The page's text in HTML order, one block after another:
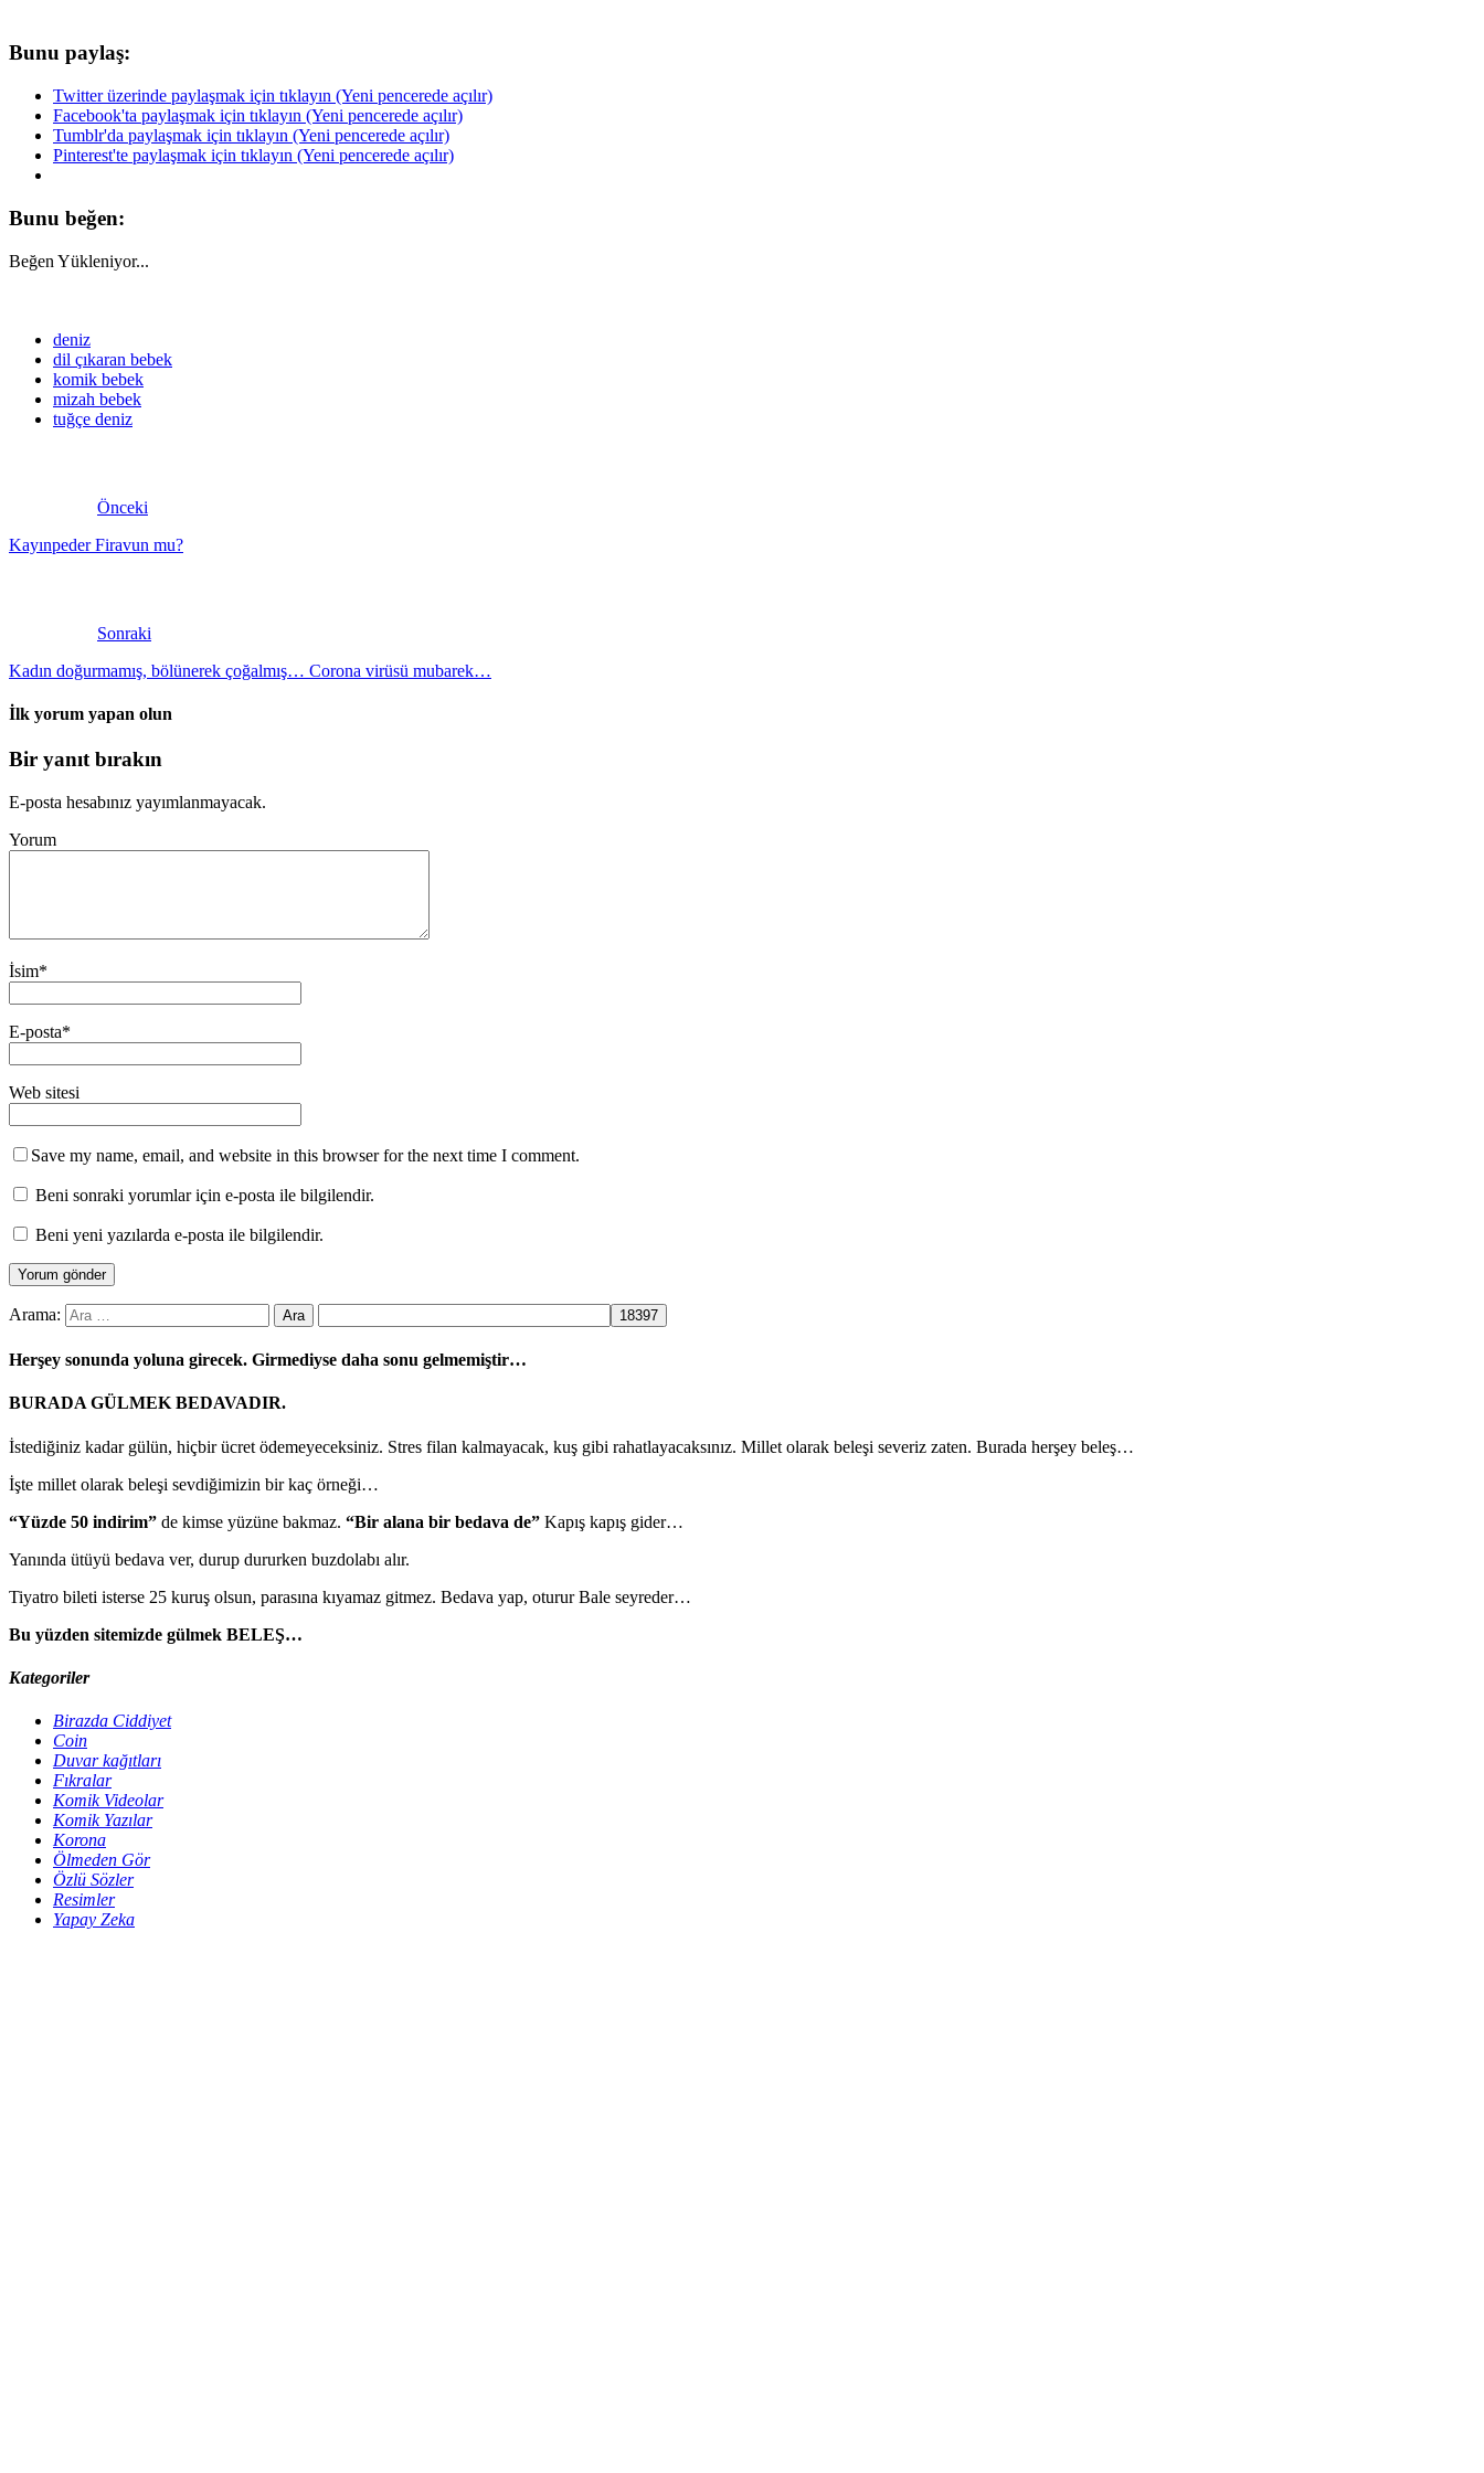
Bunu paylaş:
Twitter üzerinde paylaşmak için tıklayın (Yeni pencerede açılır)
Facebook'ta paylaşmak için tıklayın (Yeni pencerede açılır)
Tumblr'da paylaşmak için tıklayın (Yeni pencerede açılır)
Pinterest'te paylaşmak için tıklayın (Yeni pencerede açılır)
Bunu beğen:
Beğen Yükleniyor...
deniz
dil çıkaran bebek
komik bebek
mizah bebek
tuğçe deniz
Önceki
Kayınpeder Firavun mu?
Sonraki
Kadın doğurmamış, bölünerek çoğalmış… Corona virüsü mubarek…
İlk yorum yapan olun
Bir yanıt bırakın
E-posta hesabınız yayımlanmayacak.
Yorum
İsim*
E-posta*
Web sitesi
Save my name, email, and website in this browser for the next time I comment.
Beni sonraki yorumlar için e-posta ile bilgilendir.
Beni yeni yazılarda e-posta ile bilgilendir.
Arama:
Herşey sonunda yoluna girecek. Girmediyse daha sonu gelmemiştir…
BURADA GÜLMEK BEDAVADIR.
İstediğiniz kadar gülün, hiçbir ücret ödemeyeceksiniz. Stres filan kalmayacak, kuş gibi rahatlayacaksınız. Millet olarak beleşi severiz zaten. Burada herşey beleş…
İşte millet olarak beleşi sevdiğimizin bir kaç örneği…
“Yüzde 50 indirim” de kimse yüzüne bakmaz. “Bir alana bir bedava de” Kapış kapış gider…
Yanında ütüyü bedava ver, durup dururken buzdolabı alır.
Tiyatro bileti isterse 25 kuruş olsun, parasına kıyamaz gitmez. Bedava yap, oturur Bale seyreder…
Bu yüzden sitemizde gülmek BELEŞ…
Kategoriler
Birazda Ciddiyet
Coin
Duvar kağıtları
Fıkralar
Komik Videolar
Komik Yazılar
Korona
Ölmeden Gör
Özlü Sözler
Resimler
Yapay Zeka